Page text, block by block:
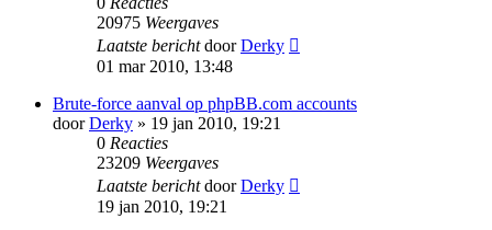
20975 Weergaves
Laatste berichtdoorDerky
01 mar 2010, 13:48
Brute-force aanval op phpBB.com accounts
doorDerky » 19 jan 2010, 19:21
0 Reacties
23209 Weergaves
Laatste berichtdoorDerky
19 jan 2010, 19:21